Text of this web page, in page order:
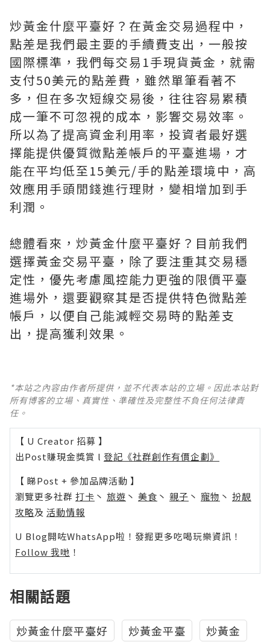
炒黃金什麼平臺好？在黃金交易過程中，
點差是我們最主要的手續費支出，一般按
國際標準，我們每交易1手現貨黃金，就需
支付50美元的點差費，雖然單筆看著不
多，但在多次短線交易後，往往容易累積
成一筆不可忽視的成本，影響交易效率。
所以為了提高資金利用率，投資者最好選
擇能提供優質微點差帳戶的平臺進場，才
能在平均低至15美元/手的點差環境中，高
效應用手頭閒錢進行理財，變相增加到手
利潤。
總體看來，炒黃金什麼平臺好？目前我們
選擇黃金交易平臺，除了要注重其交易穩
定性，優先考慮風控能力更強的限價平臺
進場外，還要觀察其是否提供特色微點差
帳戶，以便自己能減輕交易時的點差支
出，提高獲利效果。
*本站之內容由作者所提供，並不代表本站的立場。因此本站對
所有博客的立場、真實性、準確性及完整性不負任何法律責
任。
【 U Creator 招募 】
出Post賺現金獎賞 l 登記《社群創作有價企劃》
【 睇Post + 參加品牌活動 】
瀏覽更多社群 打卡 丶 旅遊 丶 美食 丶 親子 丶 寵物 丶 扮靚
攻略及 活動情報
U Blog開咗WhatsApp啦！發掘更多吃喝玩樂資訊！
Follow 我哋 ！
相關話題
炒黃金什麼平臺好 炒黃金平臺
炒黃金